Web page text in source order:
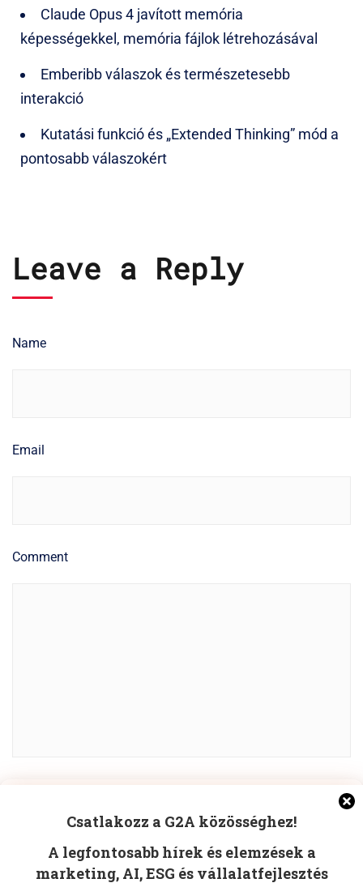
cookies to store and/or access device information.
Consenting to these technologies will allow us to process
Claude Opus 4 javított memória
képességekkel, memória fájlok létrehozásával
Emberibb válaszok és természetesebb
interakció
Kutatási funkció és „Extended Thinking” mód a
pontosabb válaszokért
Csatlakozz a G2A közösséghez!
A legfontosabb hírek és elemzések a
marketing, AI, ESG és vállalatfejlesztés
Leave a Reply
Name
Email
Comment
POST COMMENT